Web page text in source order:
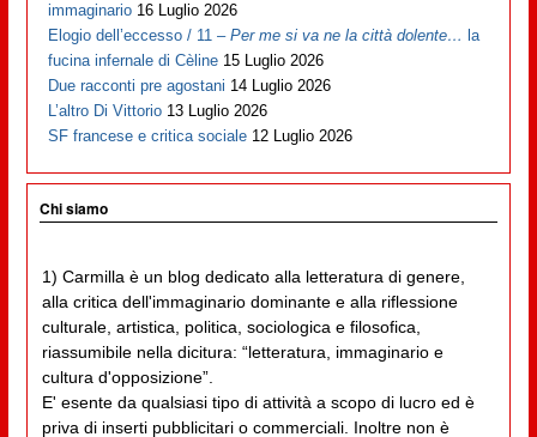
immaginario 16 Luglio 2026
Elogio dell’eccesso / 11 –Per me si va ne la città dolente… la
fucina infernale di Cèline 15 Luglio 2026
Due racconti pre agostani 14 Luglio 2026
L’altro Di Vittorio 13 Luglio 2026
SF francese e critica sociale 12 Luglio 2026
Chi siamo
1) Carmilla è un blog dedicato alla letteratura di genere,
alla critica dell'immaginario dominante e alla riflessione
culturale, artistica, politica, sociologica e filosofica,
riassumibile nella dicitura: “letteratura, immaginario e
cultura d'opposizione”.
E' esente da qualsiasi tipo di attività a scopo di lucro ed è
priva di inserti pubblicitari o commerciali. Inoltre non è